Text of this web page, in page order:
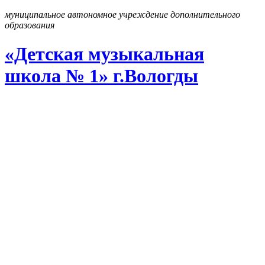
муниципальное автономное учреждение дополнительного
образования
«Детская музыкальная
школа № 1» г.Вологды